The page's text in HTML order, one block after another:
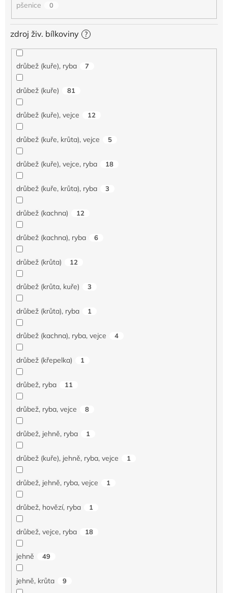
pšenice 0
zdroj živ. bílkoviny ?
drůbež (kuře), ryba 7
drůbež (kuře) 81
drůbež (kuře), vejce 12
drůbež (kuře, krůta), vejce 5
drůbež (kuře), vejce, ryba 18
drůbež (kuře, krůta), ryba 3
drůbež (kachna) 12
drůbež (kachna), ryba 6
drůbež (krůta) 12
drůbež (krůta, kuře) 3
drůbež (krůta), ryba 1
drůbež (kachna), ryba, vejce 4
drůbež (křepelka) 1
drůbež, ryba 11
drůbež, ryba, vejce 8
drůbež, jehně, ryba 1
drůbež (kuře), jehně, ryba, vejce 1
drůbež, jehně, ryba, vejce 1
drůbež, hovězí, ryba 1
drůbež, vejce, ryba 18
jehně 49
jehně, krůta 9